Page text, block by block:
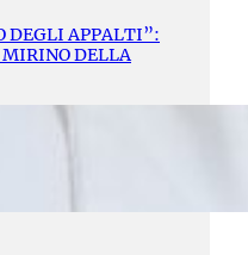
DEGLI APPALTI”:
DELLA